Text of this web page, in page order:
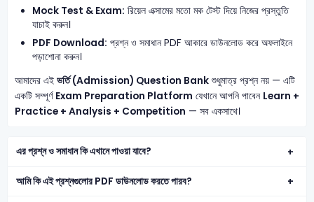
Mock Test & Exam: রিয়েল এক্সামের মতো মক টেস্ট দিয়ে নিজের প্রস্তুতি
যাচাই করুন।
PDF Download: প্রশ্ন ও সমাধান PDF আকারে ডাউনলোড করে অফলাইনে
পড়াশোনা করুন।
আমাদের এই ভর্তি (Admission) Question Bankশুধুমাত্র প্রশ্ন নয় — এটি
একটি সম্পূর্ণ Exam Preparation Platform যেখানে আপনি পাবেন Learn +
Practice + Analysis + Competition — সব একসাথে।
এর প্রশ্ন ও সমাধান কি এখানে পাওয়া যাবে?
আমি কি এই প্রশ্নগুলোর PDF ডাউনলোড করতে পারব?